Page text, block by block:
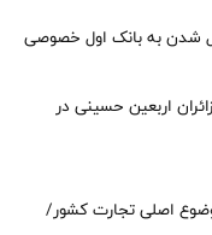
شدن به بانک اول خصوصی
اربعین حسینی در
اصلی تجارت کشور/